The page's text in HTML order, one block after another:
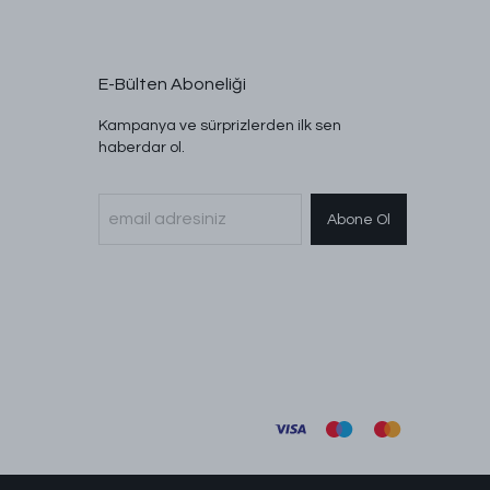
E-Bülten Aboneliği
Kampanya ve sürprizlerden ilk sen
haberdar ol.
Abone Ol